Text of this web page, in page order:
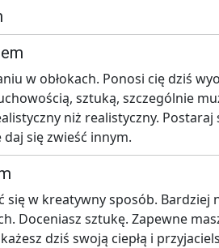
w obłokach. Ponosi cię dziś
sztuką, szczególnie
niż realistyczny.
się zwieść innym.
w kreatywny sposób. Bardziej
Doceniasz sztukę. Zapewne
dziś swoją ciepłą i